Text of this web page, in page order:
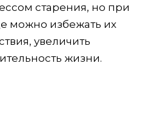
старения, но при
можно избежать их
увеличить
жизни.